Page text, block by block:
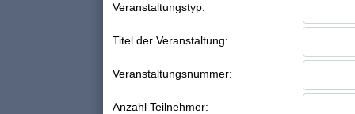
Veranstaltungstyp:
Titel der Veranstaltung:
Veranstaltungsnummer:
Anzahl Teilnehmer: